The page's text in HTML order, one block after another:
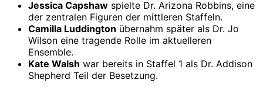
Jessica Capshaw spielte Dr. Arizona Robbins, eine
der zentralen Figuren der mittleren Staffeln.
Camilla Luddington übernahm später als Dr. Jo
Wilson eine tragende Rolle im aktuelleren
Ensemble.
Kate Walsh war bereits in Staffel 1 als Dr. Addison
Shepherd Teil der Besetzung.